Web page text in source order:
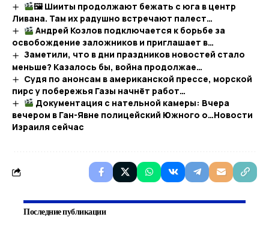
🖼 Шииты продолжают бежать с юга в центр
Ливана. Там их радушно встречают палест…
Андрей Козлов подключается к борьбе за
освобождение заложников и приглашает в…
Заметили, что в дни праздников новостей стало
меньше? Казалось бы, война продолжае…
Судя по анонсам в американской прессе, морской
пирс у побережья Газы начнёт работ…​
Документация с нательной камеры: Вчера
вечером в Ган-Явне полицейский Южного о…​Новости
Израиля сейчас
Последние публикации